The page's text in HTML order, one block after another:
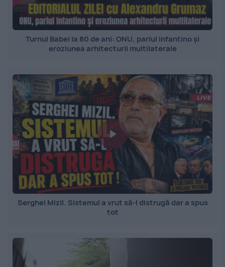
Turnul Babel la 80 de ani: ONU, pariul Infantino și
eroziunea arhitecturii multilaterale
Serghei Mizil. Sistemul a vrut să-l distrugă dar a spus
tot